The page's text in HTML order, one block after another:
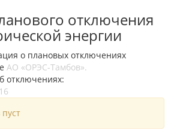
отключения
энергии
о плановых отключениях
АО «ОРЭС-Тамбов».
отключениях: